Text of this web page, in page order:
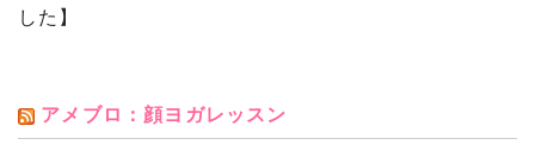
した】
アメブロ：顔ヨガレッスン